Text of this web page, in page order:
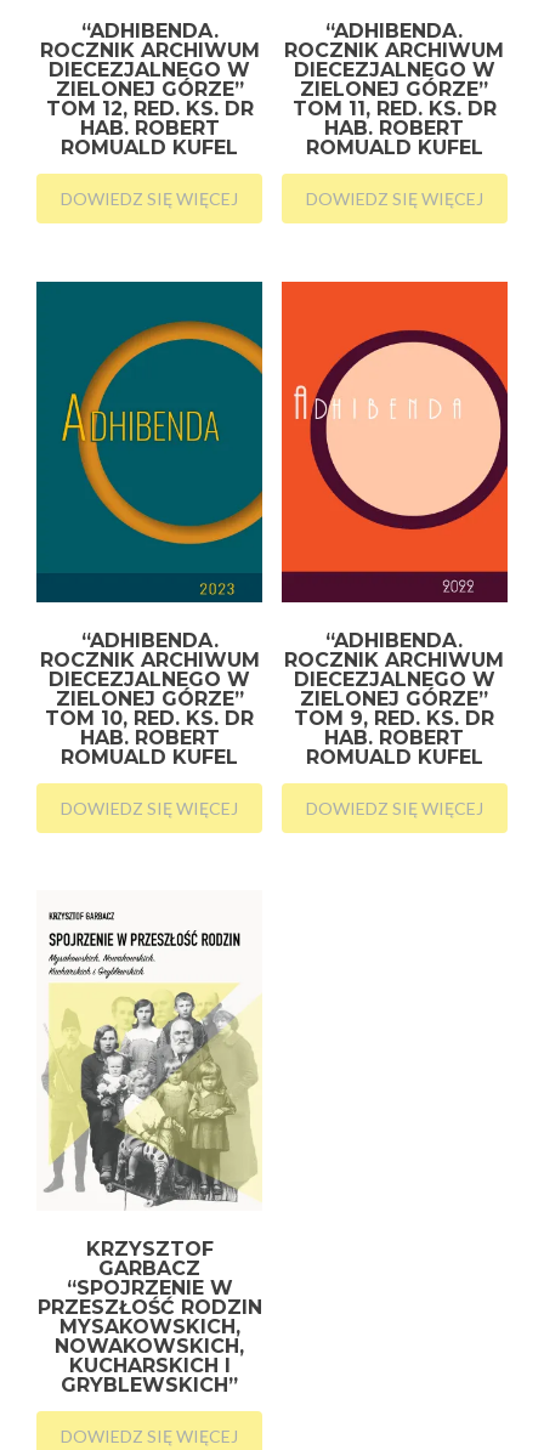
“ADHIBENDA.
ROCZNIK ARCHIWUM
DIECEZJALNEGO W
ZIELONEJ GÓRZE”
TOM 12, RED. KS. DR
HAB. ROBERT
ROMUALD KUFEL
DOWIEDZ SIĘ WIĘCEJ
“ADHIBENDA.
ROCZNIK ARCHIWUM
DIECEZJALNEGO W
ZIELONEJ GÓRZE”
TOM 11, RED. KS. DR
HAB. ROBERT
ROMUALD KUFEL
DOWIEDZ SIĘ WIĘCEJ
“ADHIBENDA.
ROCZNIK ARCHIWUM
DIECEZJALNEGO W
ZIELONEJ GÓRZE”
TOM 10, RED. KS. DR
HAB. ROBERT
ROMUALD KUFEL
DOWIEDZ SIĘ WIĘCEJ
“ADHIBENDA.
ROCZNIK ARCHIWUM
DIECEZJALNEGO W
ZIELONEJ GÓRZE”
TOM 9, RED. KS. DR
HAB. ROBERT
ROMUALD KUFEL
DOWIEDZ SIĘ WIĘCEJ
KRZYSZTOF
GARBACZ
“SPOJRZENIE W
PRZESZŁOŚĆ RODZIN
MYSAKOWSKICH,
NOWAKOWSKICH,
KUCHARSKICH I
GRYBLEWSKICH”
DOWIEDZ SIĘ WIĘCEJ